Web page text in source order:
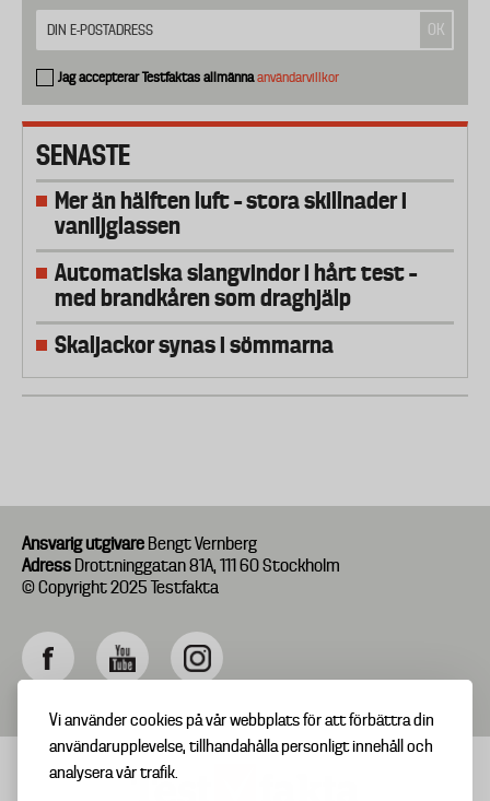
Vi använder cookies på vår webbplats för att förbättra din
användarupplevelse, tillhandahålla personligt innehåll och
analysera vår trafik.
Jag accepterar Testfaktas allmännaanvändarvillkor
SENASTE
Mer än hälften luft – stora skillnader i
vaniljglassen
Automatiska slangvindor i hårt test –
med brandkåren som draghjälp
Skaljackor synas i sömmarna
Ansvarig utgivare Bengt Vernberg
Adress Drottninggatan 81A, 111 60 Stockholm
© Copyright 2025 Testfakta